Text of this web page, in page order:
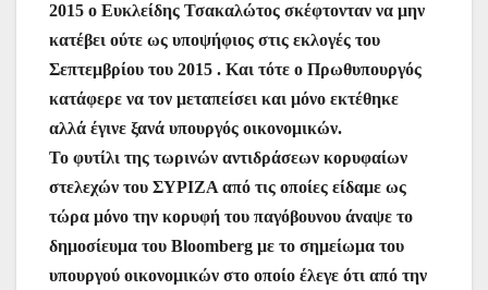
2015 ο Ευκλείδης Τσακαλώτος σκέφτονταν να μην
κατέβει ούτε ως υποψήφιος στις εκλογές του
Σεπτεμβρίου του 2015 . Και τότε ο Πρωθυπουργός
κατάφερε να τον μεταπείσει και μόνο εκτέθηκε
αλλά έγινε ξανά υπουργός οικονομικών.
Το φυτίλι της τωρινών αντιδράσεων κορυφαίων
στελεχών του ΣΥΡΙΖΑ από τις οποίες είδαμε ως
τώρα μόνο την κορυφή του παγόβουνου άναψε το
δημοσίευμα του Bloomberg με το σημείωμα του
υπουργού οικονομικών στο οποίο έλεγε ότι από την